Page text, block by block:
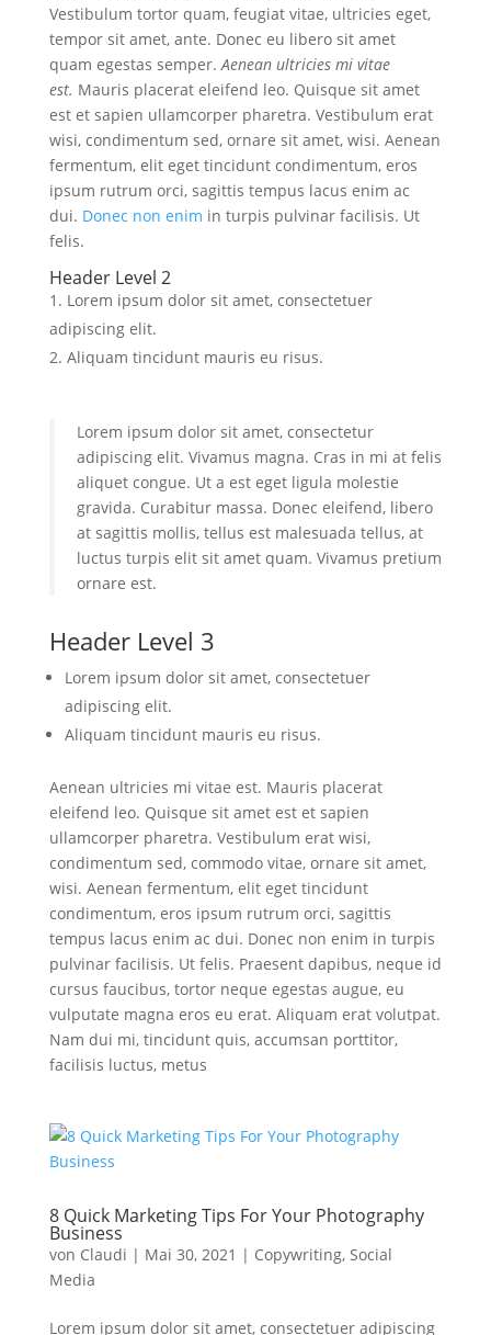
Vestibulum tortor quam, feugiat vitae, ultricies eget,
tempor sit amet, ante. Donec eu libero sit amet
quam egestas semper.Aenean ultricies mi vitae
est. Mauris placerat eleifend leo. Quisque sit amet
est et sapien ullamcorper pharetra. Vestibulum erat
wisi, condimentum sed, ornare sit amet, wisi. Aenean
fermentum, elit eget tincidunt condimentum, eros
ipsum rutrum orci, sagittis tempus lacus enim ac
dui. Donec non enim in turpis pulvinar facilisis. Ut
felis.
Header Level 2
Lorem ipsum dolor sit amet, consectetuer
adipiscing elit.
Aliquam tincidunt mauris eu risus.
Lorem ipsum dolor sit amet, consectetur
adipiscing elit. Vivamus magna. Cras in mi at felis
aliquet congue. Ut a est eget ligula molestie
gravida. Curabitur massa. Donec eleifend, libero
at sagittis mollis, tellus est malesuada tellus, at
luctus turpis elit sit amet quam. Vivamus pretium
ornare est.
Header Level 3
Lorem ipsum dolor sit amet, consectetuer
adipiscing elit.
Aliquam tincidunt mauris eu risus.
Aenean ultricies mi vitae est. Mauris placerat
eleifend leo. Quisque sit amet est et sapien
ullamcorper pharetra. Vestibulum erat wisi,
condimentum sed, commodo vitae, ornare sit amet,
wisi. Aenean fermentum, elit eget tincidunt
condimentum, eros ipsum rutrum orci, sagittis
tempus lacus enim ac dui. Donec non enim in turpis
pulvinar facilisis. Ut felis. Praesent dapibus, neque id
cursus faucibus, tortor neque egestas augue, eu
vulputate magna eros eu erat. Aliquam erat volutpat.
Nam dui mi, tincidunt quis, accumsan porttitor,
facilisis luctus, metus
8 Quick Marketing Tips For Your Photography
Business
von Claudi | Mai 30, 2021 | Copywriting, Social
Media
Lorem ipsum dolor sit amet, consectetuer adipiscing